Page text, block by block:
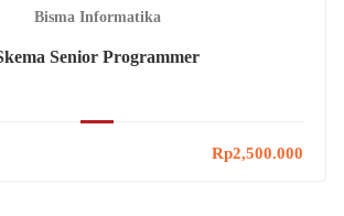
Bisma Informatika
Senior Programmer
Rp2,500.000